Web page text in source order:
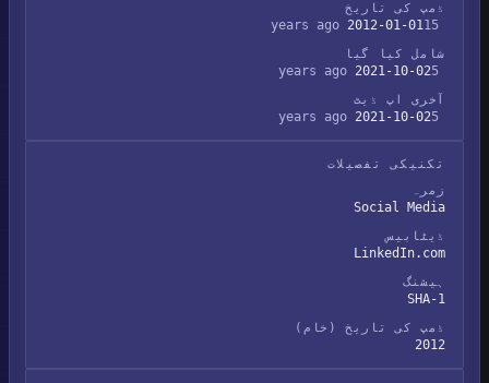
ڈمپ کی تاریخ
2012-01-01
شامل کیا گیا
2021-10-02
آخری اپ ڈیٹ
2021-10-02
تکنیکی تفصیلات
زمرہ
Social Media
ڈیٹابیس
LinkedIn.com
ہیشنگ
SHA-1
ڈمپ کی تاریخ (خام)
2012